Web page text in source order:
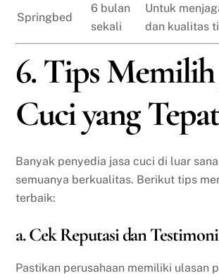
Springbed
6 bulan
sekali
Untuk
dan kualitas
6. Tips Memilih
Cuci yang
Banyak penyedia jasa cuci di luar
semuanya berkualitas. Berikut tips
terbaik:
a. Cek Reputasi dan Testimoni
Pastikan perusahaan memiliki ulasan